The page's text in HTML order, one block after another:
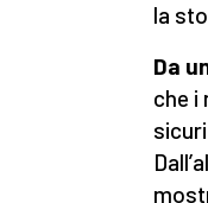
la
Da
che i